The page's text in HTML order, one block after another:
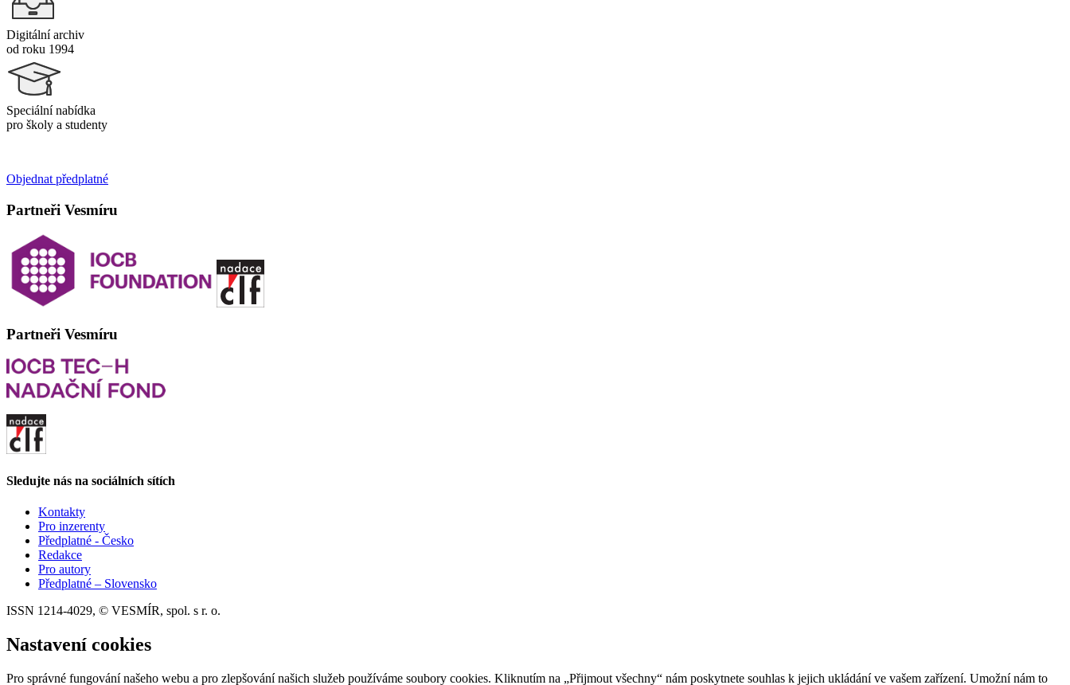
Digitální archiv
od roku 1994
Speciální nabídka
pro školy a studenty
Objednat předplatné
Partneři Vesmíru
Partneři Vesmíru
Sledujte nás na sociálních sítích
Kontakty
Pro inzerenty
Předplatné - Česko
Redakce
Pro autory
Předplatné – Slovensko
ISSN 1214-4029, © VESMÍR, spol. s r. o.
Nastavení cookies
Pro správné fungování našeho webu a pro zlepšování našich služeb používáme soubory cookies. Kliknutím na „Přijmout všechny“ nám poskytnete souhlas k jejich ukládání ve vašem zařízení. Umožní nám to